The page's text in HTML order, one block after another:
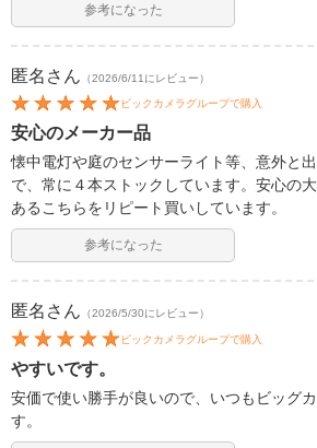
参考になった
匿名 さん （2026/6/11にレビュー）
ビックカメラグループで購入
安心のメーカー品
懐中電灯や庭のセンサーライト等、意外と
で、常に４本ストックしています。安心の
あるこちらをリピート買いしています。
参考になった
匿名 さん （2026/5/30にレビュー）
ビックカメラグループで購入
やすいです。
安価で使い勝手が良いので、いつもビッグ
す。